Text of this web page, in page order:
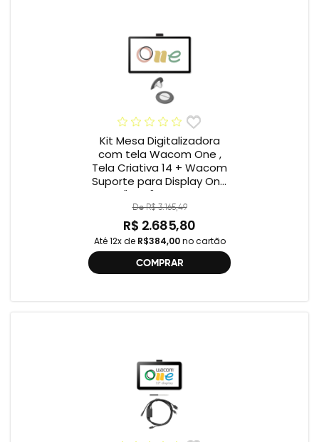
Kit Mesa Digitalizadora
com tela Wacom One ,
Tela Criativa 14 + Wacom
Suporte para Display One
12" e 13" ACK649Z
De R$ 3.165,49
R$ 2.685,80
Até 12x de R$384,00no cartão
COMPRAR